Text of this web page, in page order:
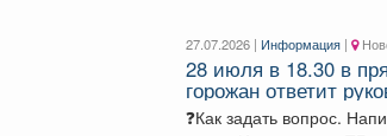
27.07.2026 | Информация |
28 июля в 18.30 в
горожан ответит
Заводского района
❓Как задать вопрос.